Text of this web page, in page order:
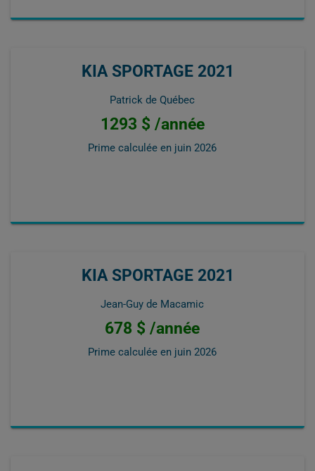
KIA SPORTAGE 2021
Patrick de Québec
1293 $ /année
Prime calculée en juin 2026
KIA SPORTAGE 2021
Jean-Guy de Macamic
678 $ /année
Prime calculée en juin 2026